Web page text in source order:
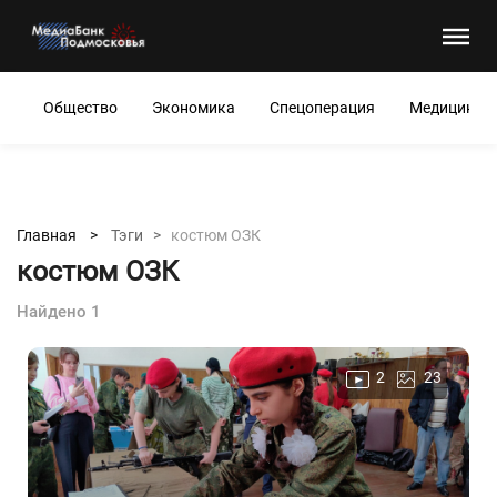
Общество Экономика Спецоперация Медицина
Главная > Тэги > костюм ОЗК
костюм ОЗК
Найдено 1
2 23